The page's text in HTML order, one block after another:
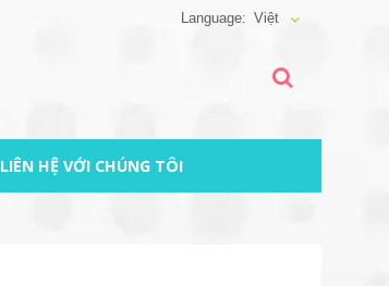
Việt
LIÊN HỆ VỚI CHÚNG TÔI